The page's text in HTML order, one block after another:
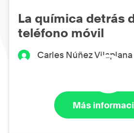
La química detrás
teléfono móvil
Carles Núñez Vilaplana
Más